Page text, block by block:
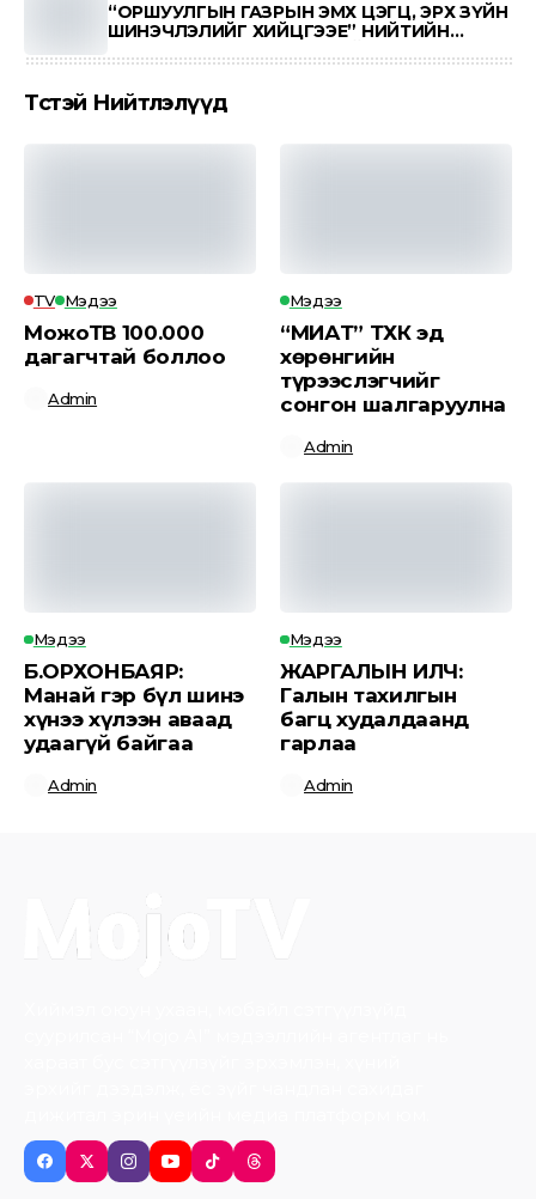
“ОРШУУЛГЫН ГАЗРЫН ЭМХ ЦЭГЦ, ЭРХ ЗҮЙН
ШИНЭЧЛЭЛИЙГ ХИЙЦГЭЭЕ” НИЙТИЙН
АВЛАА
Төсөөтэй Нийтлэлүүд
TV Мэдээ
МожоТВ 100.000
дагагчтай боллоо
Admin
Мэдээ
“МИАТ” ТӨХК эд
хөрөнгийн
түрээслэгчийг
сонгон шалгаруулна
Admin
Мэдээ
Б.ОРХОНБАЯР:
Манай гэр бүл шинэ
хүнээ хүлээн аваад
удаагүй байгаа
Admin
Мэдээ
ЖАРГАЛЫН ИЛЧ:
Галын тахилгын
багц худалдаанд
гарлаа
Admin